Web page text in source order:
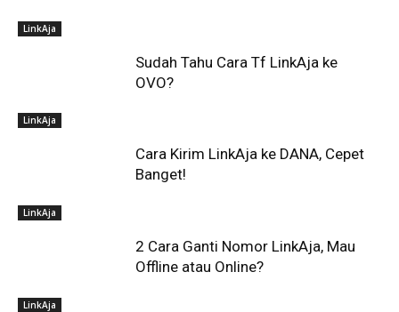
LinkAja
LinkAja
Sudah Tahu Cara Tf LinkAja ke
OVO?
LinkAja
Cara Kirim LinkAja ke DANA, Cepet
Banget!
LinkAja
2 Cara Ganti Nomor LinkAja, Mau
Offline atau Online?